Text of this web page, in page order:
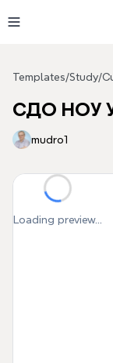
Templates/Study/
СДО НОУ
mudro1
Loading preview...